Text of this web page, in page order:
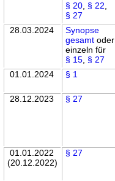
§ 20 § 22
§ 27
28.03.2024
Synopse
gesamt oder
einzeln für
§ 15 § 27
01.01.2024 § 1
28.12.2023
§ 27
01.01.2022
(20.12.2022)
§ 27